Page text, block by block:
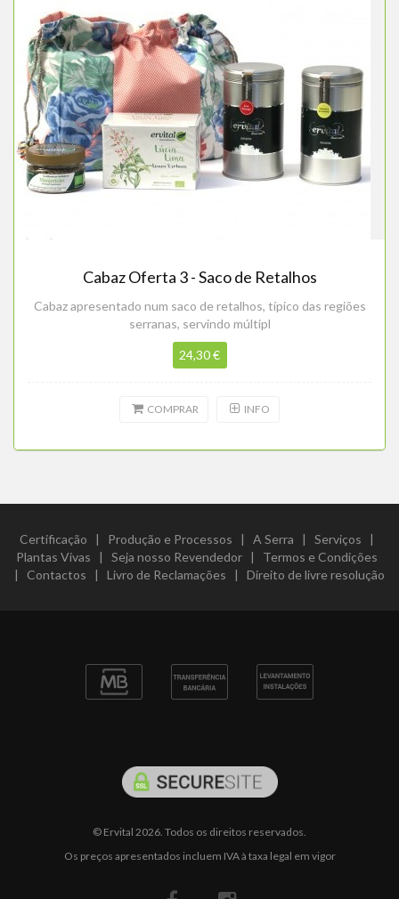
Cabaz Oferta 3 - Saco de Retalhos
Cabaz apresentado num saco de retalhos, típico das regiões
serranas, servindo múltipl
24,30 €
COMPRAR INFO
Certificação Produção e Processos A Serra Serviços
Plantas Vivas
Seja nosso Revendedor
Termos e Condições
Contactos Livro de Reclamações Direito de livre resolução
© Ervital 2026. Todos os direitos reservados.
Os preços apresentados incluem IVA à taxa legal em vigor